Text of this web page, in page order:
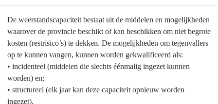
Terug
naar
navigatie
Weerstandsvermogen
risicobeheersing
De weerstandscapaciteit bestaat uit de middelen en mogelijkheden
waarover de provincie beschikt of kan beschikken om niet begrote
kosten (restrisico’s) te dekken. De mogelijkheden om tegenvallers
op te kunnen vangen, kunnen worden gekwalificeerd als:
• incidenteel (middelen die slechts éénmalig ingezet kunnen
worden) en;
• structureel (elk jaar kan deze capaciteit opnieuw worden
ingezet).